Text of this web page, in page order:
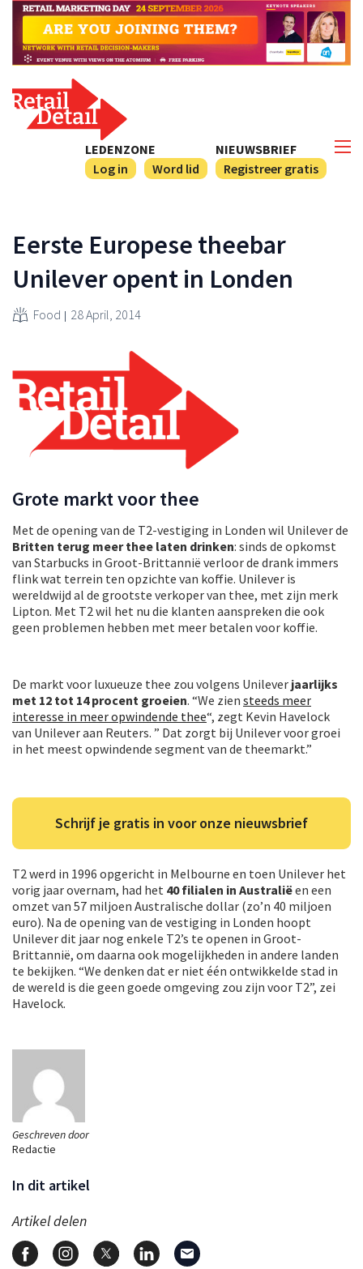
NIEUWSBRIEF
Registreer gratis
LEDENZONE
Log in
Word lid
Geschreven door
Redactie
In dit artikel
Artikel delen
Eerste Europese theebar
Unilever opent in Londen
Food 28 April, 2014
Grote markt voor thee
Met de opening van de T2-vestiging in Londen wil Unilever de
Britten terug meer thee laten drinken: sinds de opkomst
van Starbucks in Groot-Brittannië verloor de drank immers
flink wat terrein ten opzichte van koffie. Unilever is
wereldwijd al de grootste verkoper van thee, met zijn merk
Lipton. Met T2 wil het nu die klanten aanspreken die ook
geen problemen hebben met meer betalen voor koffie.
De markt voor luxueuze thee zou volgens Unilever jaarlijks
met 12 tot 14 procent groeien. “We zien steeds meer
interesse in meer opwindende thee“, zegt Kevin Havelock
van Unilever aan Reuters. ” Dat zorgt bij Unilever voor groei
in het meest opwindende segment van de theemarkt.”
Schrijf je gratis in voor onze nieuwsbrief
T2 werd in 1996 opgericht in Melbourne en toen Unilever het
vorig jaar overnam, had het 40 filialen in Australiëen een
omzet van 57 miljoen Australische dollar (zo’n 40 miljoen
euro). Na de opening van de vestiging in Londen hoopt
Unilever dit jaar nog enkele T2’s te openen in Groot-
Brittannië, om daarna ook mogelijkheden in andere landen
te bekijken. “We denken dat er niet één ontwikkelde stad in
de wereld is die geen goede omgeving zou zijn voor T2”, zei
Havelock.